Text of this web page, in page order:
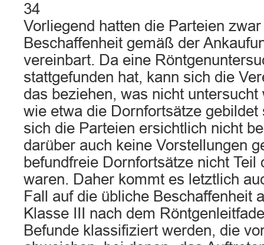
34
Vorliegend hatten die Parteien
Beschaffenheit gemäß der
vereinbart. Da eine
stattgefunden hat, kann sich die
das beziehen, was nicht
wie etwa die Dornfortsätze gebildet
sich die Parteien ersichtlich nicht
darüber auch keine Vorstellungen
befundfreie Dornfortsätze nicht Teil
waren. Daher kommt es letztlich
Fall auf die übliche Beschaffenheit
Klasse III nach dem
Befunde klassifiziert werden, die